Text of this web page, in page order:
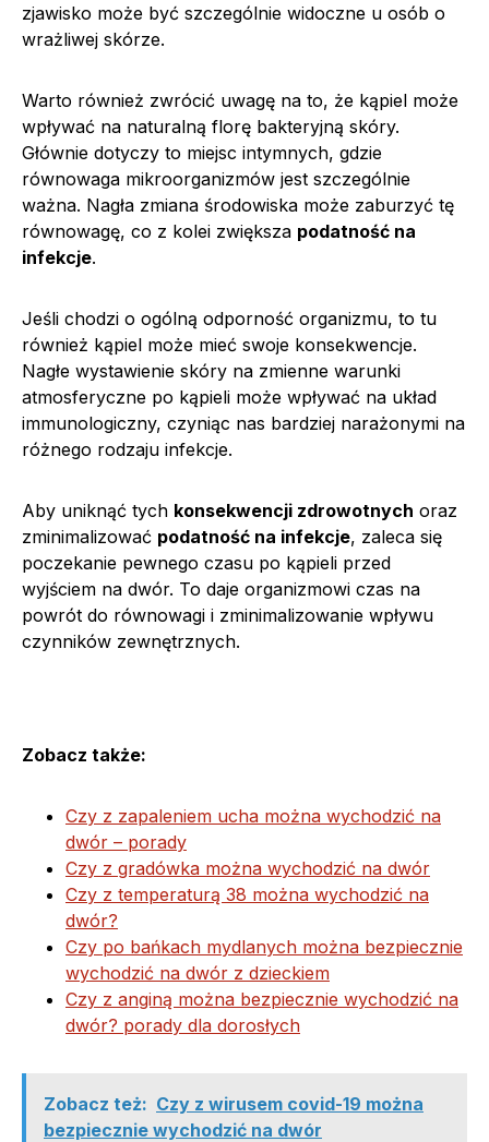
zjawisko może być szczególnie widoczne u osób o
wrażliwej skórze.
Warto również zwrócić uwagę na to, że kąpiel może
wpływać na naturalną florę bakteryjną skóry.
Głównie dotyczy to miejsc intymnych, gdzie
równowaga mikroorganizmów jest szczególnie
ważna. Nagła zmiana środowiska może zaburzyć tę
równowagę, co z kolei zwiększa podatność na
infekcje.
Jeśli chodzi o ogólną odporność organizmu, to tu
również kąpiel może mieć swoje konsekwencje.
Nagłe wystawienie skóry na zmienne warunki
atmosferyczne po kąpieli może wpływać na układ
immunologiczny, czyniąc nas bardziej narażonymi na
różnego rodzaju infekcje.
Aby uniknąć tych konsekwencji zdrowotnych oraz
zminimalizować podatność na infekcje, zaleca się
poczekanie pewnego czasu po kąpieli przed
wyjściem na dwór. To daje organizmowi czas na
powrót do równowagi i zminimalizowanie wpływu
czynników zewnętrznych.
Zobacz także:
Czy z zapaleniem ucha można wychodzić na
dwór – porady
Czy z gradówka można wychodzić na dwór
Czy z temperaturą 38 można wychodzić na
dwór?
Czy po bańkach mydlanych można bezpiecznie
wychodzić na dwór z dzieckiem
Czy z anginą można bezpiecznie wychodzić na
dwór? porady dla dorosłych
Zobacz też: Czy z wirusem covid-19 można
bezpiecznie wychodzić na dwór